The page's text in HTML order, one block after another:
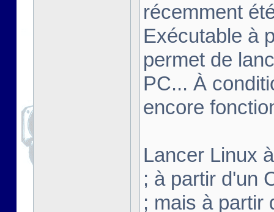
récemment
Exécutable à
permet de
PC... À
encore
Lancer Linux
; à partir d'un
; mais à partir